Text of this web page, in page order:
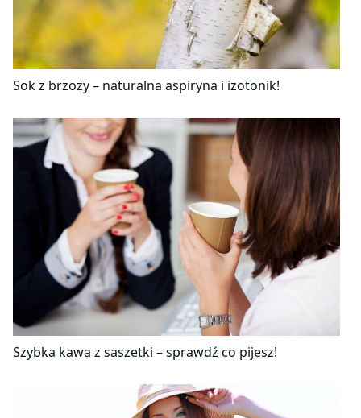
Sok z brzozy – naturalna aspiryna i izotonik!
Szybka kawa z saszetki – sprawdź co pijesz!